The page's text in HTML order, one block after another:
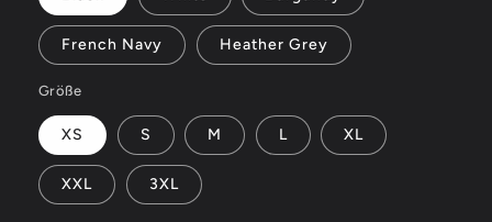
French Navy Heather Grey
Größe
XS S M L XL
XXL 3XL